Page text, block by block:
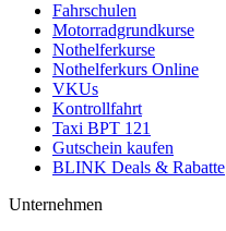
Fahrschulen
Motorradgrundkurse
Nothelferkurse
Nothelferkurs Online
VKUs
Kontrollfahrt
Taxi BPT 121
Gutschein kaufen
BLINK Deals & Rabatte
Unternehmen